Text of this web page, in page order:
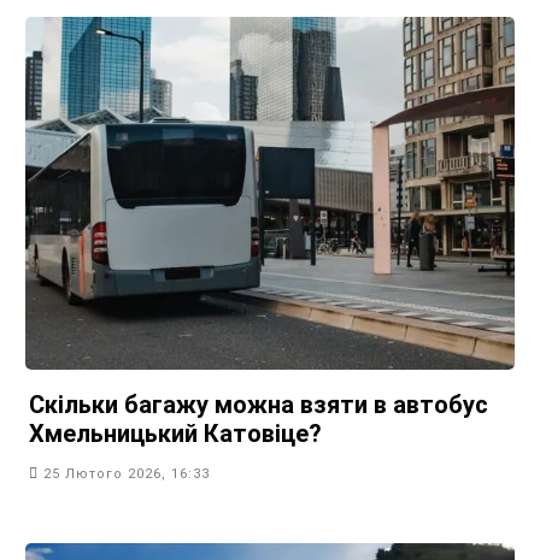
Скільки багажу можна взяти в автобус
Хмельницький Катовіце?
25 Лютого 2026, 16:33